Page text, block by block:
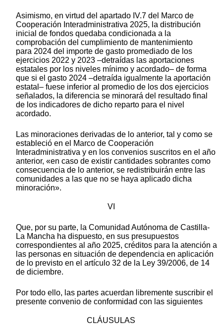
Asimismo, en virtud del apartado IV.7 del Marco de
Cooperación Interadministrativa 2025, la distribución
inicial de fondos quedaba condicionada a la
comprobación del cumplimiento de mantenimiento
para 2024 del importe de gasto promediado de los
ejercicios 2022 y 2023 –detraídas las aportaciones
estatales por los niveles mínimo y acordado– de forma
que si el gasto 2024 –detraída igualmente la aportación
estatal– fuese inferior al promedio de los dos ejercicios
señalados, la diferencia se minorará del resultado final
de los indicadores de dicho reparto para el nivel
acordado.
Las minoraciones derivadas de lo anterior, tal y como se
estableció en el Marco de Cooperación
Interadministrativa y en los convenios suscritos en el año
anterior, «en caso de existir cantidades sobrantes como
consecuencia de lo anterior, se redistribuirán entre las
comunidades a las que no se haya aplicado dicha
minoración».
VI
Que, por su parte, la Comunidad Autónoma de Castilla-
La Mancha ha dispuesto, en sus presupuestos
correspondientes al año 2025, créditos para la atención a
las personas en situación de dependencia en aplicación
de lo previsto en el artículo 32 de la Ley 39/2006, de 14
de diciembre.
Por todo ello, las partes acuerdan libremente suscribir el
presente convenio de conformidad con las siguientes
CLÁUSULAS